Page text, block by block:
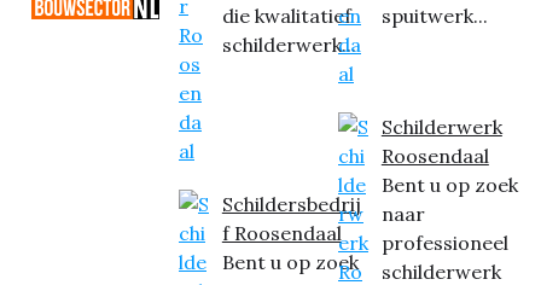
die kwalitatief
schilderwerk...
Schildersbedrij
f Roosendaal
Bent u op zoek
spuitwerk...
Schilderwerk
Roosendaal
Bent u op zoek
naar
professioneel
schilderwerk